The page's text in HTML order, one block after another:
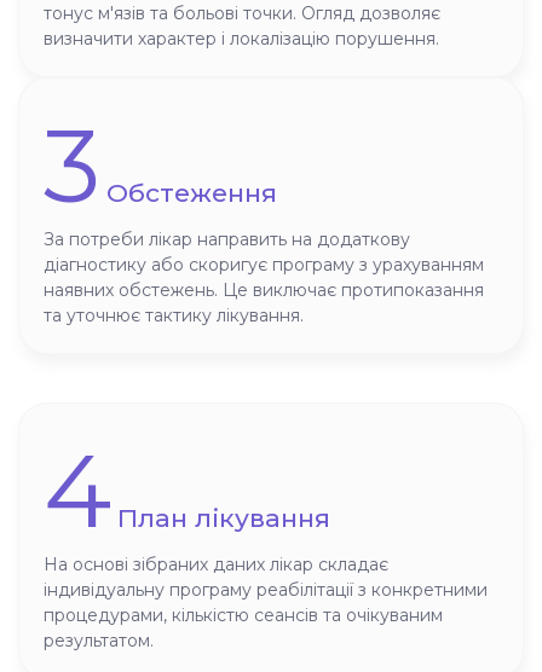
тонус м'язів та больові точки. Огляд дозволяє
визначити характер і локалізацію порушення.
3 Обстеження
За потреби лікар направить на додаткову
діагностику або скоригує програму з урахуванням
наявних обстежень. Це виключає протипоказання
та уточнює тактику лікування.
4 План лікування
На основі зібраних даних лікар складає
індивідуальну програму реабілітації з конкретними
процедурами, кількістю сеансів та очікуваним
результатом.